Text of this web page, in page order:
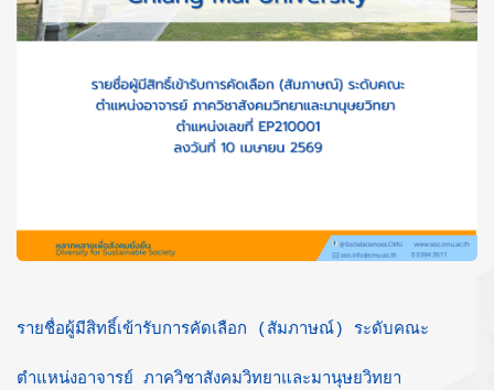
รายชื่อผู้มีสิทธิ์เข้ารับการคัดเลือก (สัมภาษณ์) ระดับคณะ
ตำแหน่งอาจารย์ ภาควิชาสังคมวิทยาและมานุษยวิทยา